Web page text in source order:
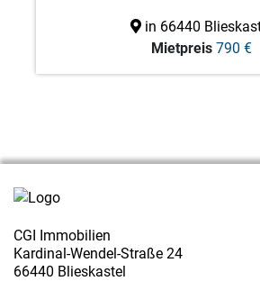
in 66440
Mietpreis 790 €
CGI Immobilien
Kardinal-Wendel-Straße 24
66440 Blieskastel